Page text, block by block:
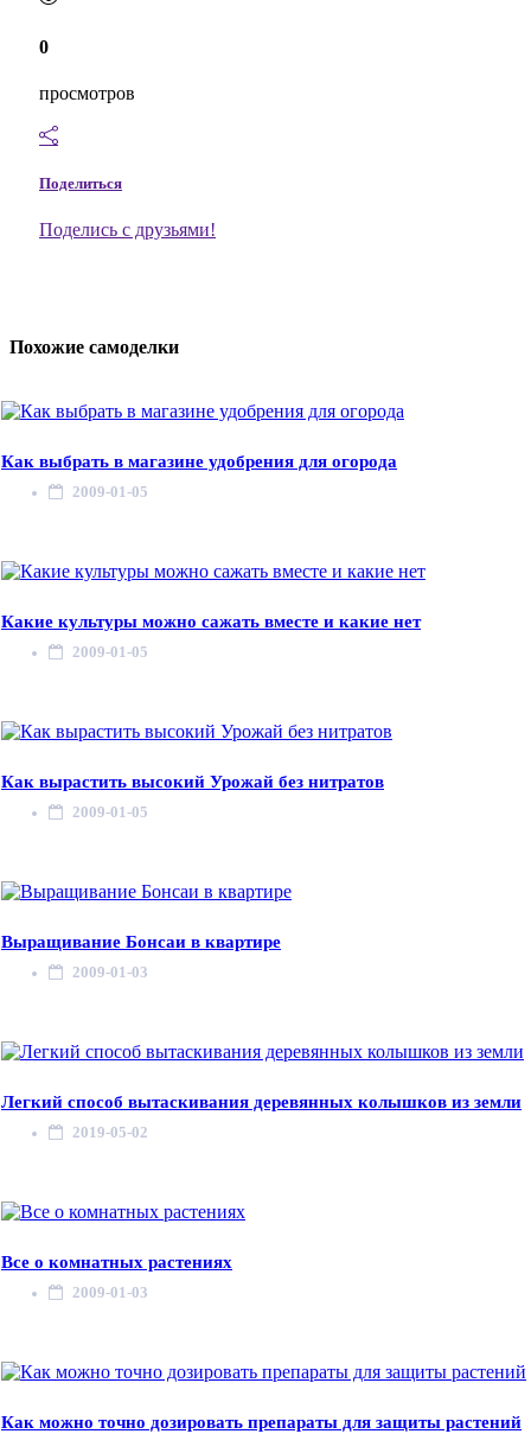
0
просмотров
Поделиться
Поделись с друзьями!
Похожие самоделки
Как выбрать в магазине удобрения для огорода
2009-01-05
Какие культуры можно сажать вместе и какие нет
2009-01-05
Как вырастить высокий Урожай без нитратов
2009-01-05
Выращивание Бонсаи в квартире
2009-01-03
Легкий способ вытаскивания деревянных колышков из земли
2019-05-02
Все о комнатных растениях
2009-01-03
Как можно точно дозировать препараты для защиты растений